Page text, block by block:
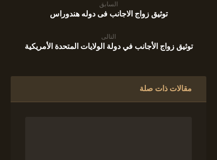
السابق
توثيق زواج الاجانب فى دوله هندوراس
التالى
توثيق زواج الأجانب في دولة الولايات المتحدة الأمريكية
مقالات ذات صلة